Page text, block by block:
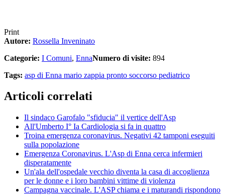
Print
Autore: Rossella Inveninato
Categorie: I Comuni, EnnaNumero di visite: 894
Tags: asp di Enna mario zappia pronto soccorso pediatrico
Articoli correlati
Il sindaco Garofalo "sfiducia" il vertice dell'Asp
All'Umberto I° Ia Cardiologia si fa in quattro
Troina emergenza coronavirus. Negativi 42 tamponi eseguiti
sulla popolazione
Emergenza Coronavirus. L'Asp di Enna cerca infermieri
disperatamente
Un'ala dell'ospedale vecchio diventa la casa di accoglienza
per le donne e i loro bambini vittime di violenza
Campagna vaccinale. L'ASP chiama e i maturandi rispondono